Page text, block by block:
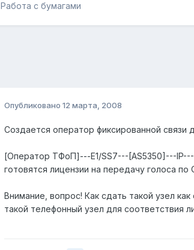
Работа с бумагами
Опубликовано 12 марта, 2008
Создается оператор фиксированной
[Оператор ТФоП]---E1/SS7---[AS5350]---
готовятся лицензии на передачу голоса
Внимание, вопрос! Как сдать такой узел
такой телефонный узел для соответствия